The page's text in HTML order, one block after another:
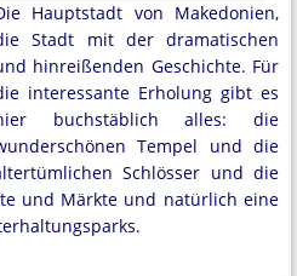
Hauptstadt von Makedonien,
Stadt mit der dramatischen
hinreißenden Geschichte. Für
interessante Erholung gibt es
buchstäblich alles: die
Tempel und die
Schlösser und die
und Märkte und natürlich eine